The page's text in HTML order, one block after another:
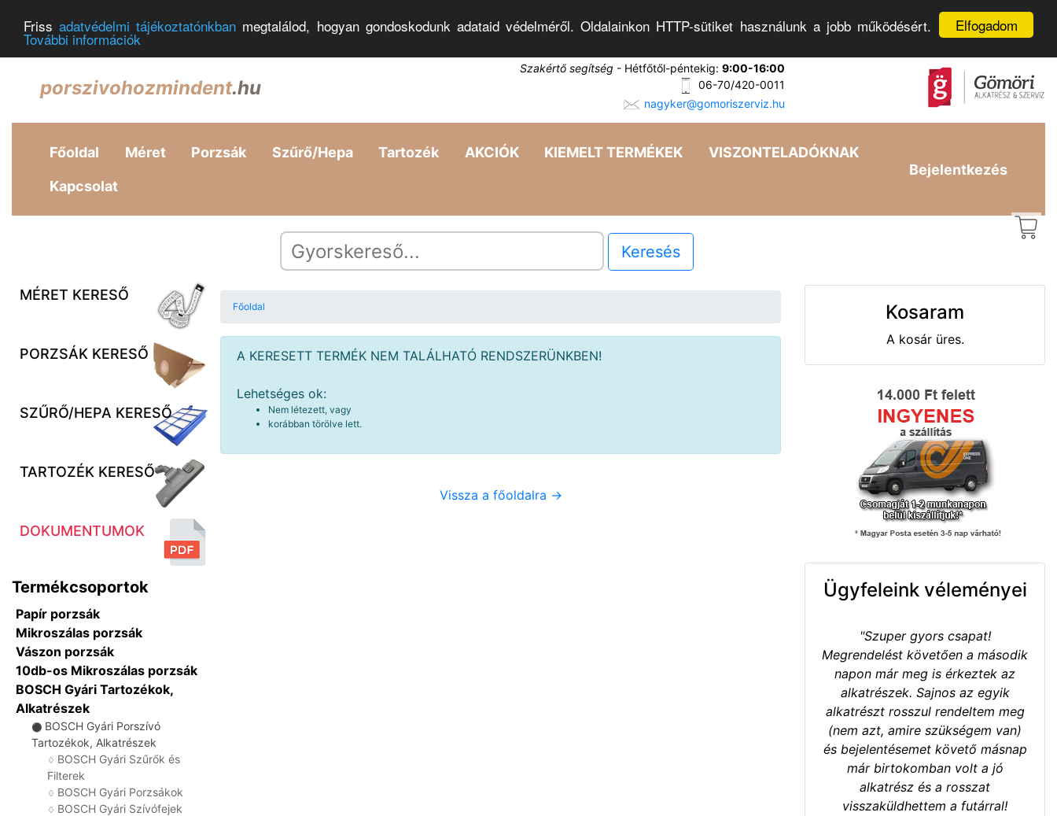
Elfogadom
Frissadatvédelmi tájékoztatónkban megtalálod, hogyan gondoskodunk adataid védelméről. Oldalainkon HTTP-sütiket használunk a jobb működésért.
További információk
porszivohozmindent.hu
Szakértő segítség - Hétfőtől-péntekig: 9:00-16:00
06-70/420-0011
nagyker@gomoriszerviz.hu
Főoldal Méret Porzsák Szűrő/Hepa Tartozék AKCIÓK KIEMELT TERMÉKEK VISZONTELADÓKNAK
Kapcsolat
Bejelentkezés
Keresés
MÉRET KERESŐ
PORZSÁK KERESŐ
SZŰRŐ/HEPA KERESŐ
TARTOZÉK KERESŐ
DOKUMENTUMOK
Termékcsoportok
Papír porzsák
Mikroszálas porzsák
Vászon porzsák
10db-os Mikroszálas porzsák
BOSCH Gyári Tartozékok,
Alkatrészek
⚫ BOSCH Gyári Porszívó
Tartozékok, Alkatrészek
♢ BOSCH Gyári Szűrők és
Filterek
♢ BOSCH Gyári Porzsákok
♢ BOSCH Gyári Szívófejek
Főoldal
A KERESETT TERMÉK NEM TALÁLHATÓ RENDSZERÜNKBEN!
Lehetséges ok:
Nem létezett, vagy
korábban törölve lett.
Vissza a főoldalra ->
Kosaram
A kosár üres.
Ügyfeleink véleményei
"Szuper gyors csapat!
Megrendelést követően a második
napon már meg is érkeztek az
alkatrészek. Sajnos az egyik
alkatrészt rosszul rendeltem meg
(nem azt, amire szükségem van)
és bejelentésemet követő másnap
már birtokomban volt a jó
alkatrész és a rosszat
visszaküldhettem a futárral!